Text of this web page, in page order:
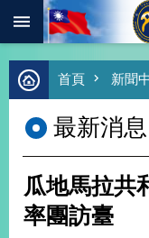
跳到主要內容區塊
進
階
尋
熱
首頁 新聞
最新消息
瓜地馬拉共
率團訪臺